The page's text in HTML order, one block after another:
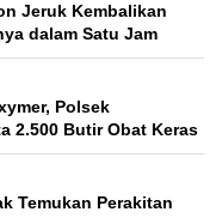
Jeruk Kembalikan
dalam Satu Jam
Polsek
2.500 Butir Obat Keras
Temukan Perakitan